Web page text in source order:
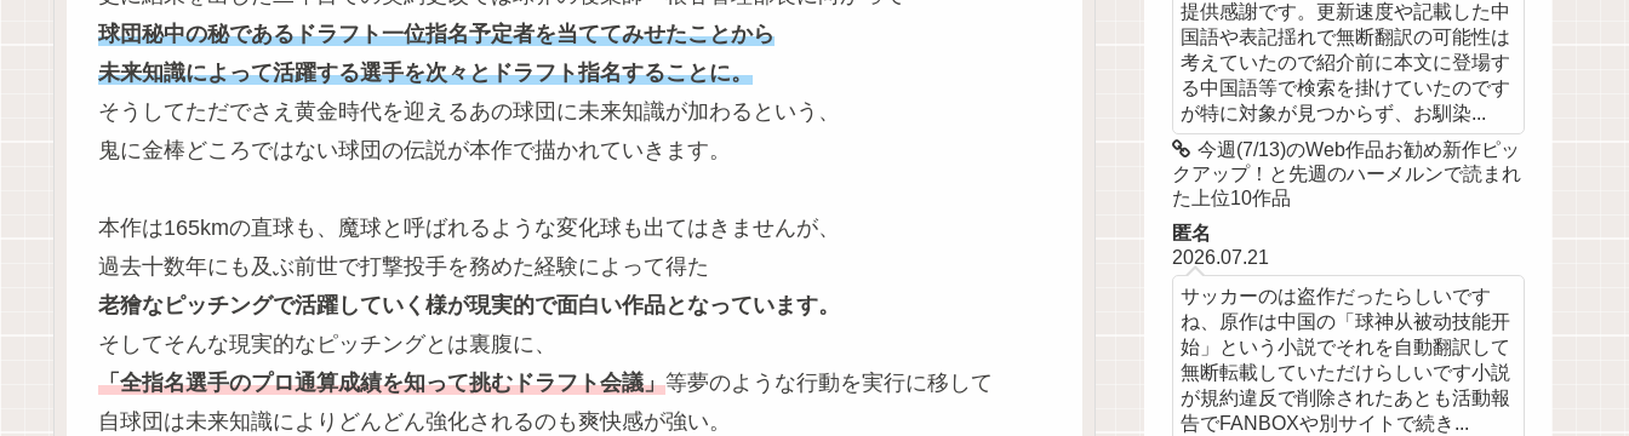
球団秘中の秘であるドラフト一位指名予定者を当ててみせたことから
未来知識によって活躍する選手を次々とドラフト指名することに。
そうしてただでさえ黄金時代を迎えるあの球団に未来知識が加わるという、
鬼に金棒どころではない球団の伝説が本作で描かれていきます。
本作は165kmの直球も、魔球と呼ばれるような変化球も出てはきませんが、
過去十数年にも及ぶ前世で打撃投手を務めた経験によって得た
老獪なピッチングで活躍していく様が現実的で面白い作品となっています。
そしてそんな現実的なピッチングとは裏腹に、
「全指名選手のプロ通算成績を知って挑むドラフト会議」等夢のような行動を実行に移して
自球団は未来知識によりどんどん強化されるのも爽快感が強い。
提供感謝です。更新速度や記載した中
国語や表記揺れで無断翻訳の可能性は
考えていたので紹介前に本文に登場す
る中国語等で検索を掛けていたのです
が特に対象が見つからず、お馴染...
今週(7/13)のWeb作品お勧め新作ピッ
クアップ！と先週のハーメルンで読まれ
た上位10作品
匿名
2026.07.21
サッカーのは盗作だったらしいです
ね、原作は中国の「球神从被动技能开
始」という小説でそれを自動翻訳して
無断転載していただけらしいです小説
が規約違反で削除されたあとも活動報
告でFANBOXや別サイトで続き...